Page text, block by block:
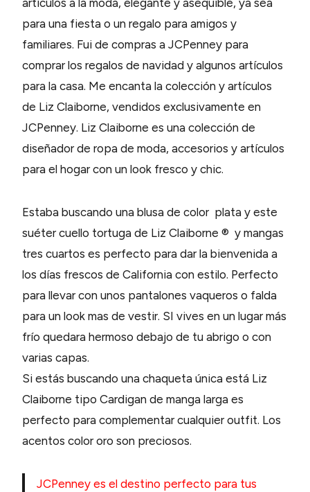
artículos a la moda, elegante y asequible, ya sea
para una fiesta o un regalo para amigos y
familiares. Fui de compras a JCPenney para
comprar los regalos de navidad y algunos artículos
para la casa. Me encanta la colección y artículos
de Liz Claiborne, vendidos exclusivamente en
JCPenney. Liz Claiborne es una colección de
diseñador de ropa de moda, accesorios y artículos
para el hogar con un look fresco y chic.
Estaba buscando una blusa de color plata y este
suéter cuello tortuga de Liz Claiborne ® y mangas
tres cuartos es perfecto para dar la bienvenida a
los días frescos de California con estilo. Perfecto
para llevar con unos pantalones vaqueros o falda
para un look mas de vestir. SI vives en un lugar más
frío quedara hermoso debajo de tu abrigo o con
varias capas.
Si estás buscando una chaqueta única está Liz
Claiborne tipo Cardigan de manga larga es
perfecto para complementar cualquier outfit. Los
acentos color oro son preciosos.
JCPenney es el destino perfecto para tus